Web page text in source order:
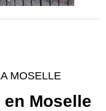
MOSELLE
Moselle